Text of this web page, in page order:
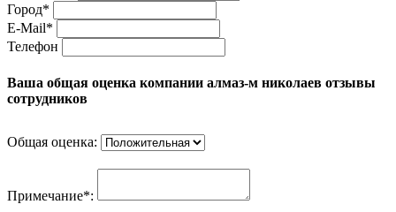
Город*
E-Mail*
Телефон
Ваша общая оценка компании алмаз-м николаев отзывы
сотрудников
Общая оценка:
Примечание*: